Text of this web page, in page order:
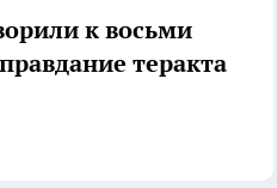
к восьми
теракта